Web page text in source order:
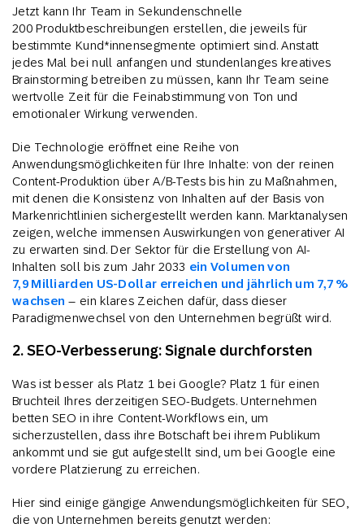
Jetzt kann Ihr Team in Sekundenschnelle
200 Produktbeschreibungen erstellen, die jeweils für
bestimmte Kund*innensegmente optimiert sind. Anstatt
jedes Mal bei null anfangen und stundenlanges kreatives
Brainstorming betreiben zu müssen, kann Ihr Team seine
wertvolle Zeit für die Feinabstimmung von Ton und
emotionaler Wirkung verwenden.
Die Technologie eröffnet eine Reihe von
Anwendungsmöglichkeiten für Ihre Inhalte: von der reinen
Content-Produktion über A/B-Tests bis hin zu Maßnahmen,
mit denen die Konsistenz von Inhalten auf der Basis von
Markenrichtlinien sichergestellt werden kann. Marktanalysen
zeigen, welche immensen Auswirkungen von generativer AI
zu erwarten sind. Der Sektor für die Erstellung von AI-
Inhalten soll bis zum Jahr 2033 ein Volumen von
7,9 Milliarden US-Dollar erreichen und jährlich um 7,7 %
wachsen – ein klares Zeichen dafür, dass dieser
Paradigmenwechsel von den Unternehmen begrüßt wird.
2. SEO-Verbesserung: Signale durchforsten
Was ist besser als Platz 1 bei Google? Platz 1 für einen
Bruchteil Ihres derzeitigen SEO-Budgets. Unternehmen
betten SEO in ihre Content-Workflows ein, um
sicherzustellen, dass ihre Botschaft bei ihrem Publikum
ankommt und sie gut aufgestellt sind, um bei Google eine
vordere Platzierung zu erreichen.
Hier sind einige gängige Anwendungsmöglichkeiten für SEO,
die von Unternehmen bereits genutzt werden: